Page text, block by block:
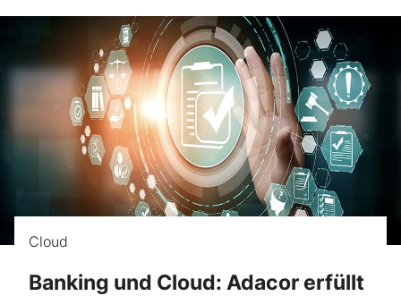
Cloud
Banking und Cloud: Adacor erfüllt